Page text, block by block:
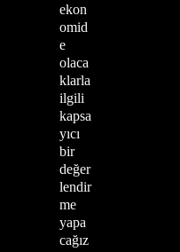
ekon
omid
e
olaca
klarla
ilgili
kapsa
yıcı
bir
değer
lendir
me
yapa
cağız